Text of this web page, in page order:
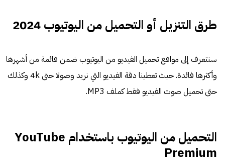
طرق التنزيل أو التحميل من اليوتيوب 2024
سنتعرف إلى مواقع تحميل الفيديو من اليوتيوب ضمن قائمة من أشهرها
وأكثرها فائدة. حيث تعطينا دقة الفيديو التي نريد وصولا حتى 4k وكذلك
حتى تحميل صوت الفيديو فقط كملف MP3.
التحميل من اليوتيوب باستخدام YouTube
Premium